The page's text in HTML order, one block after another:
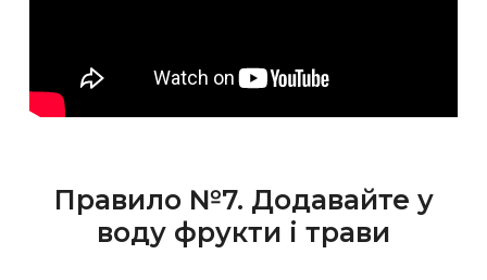
Правило №7. Додавайте у
воду фрукти і трави